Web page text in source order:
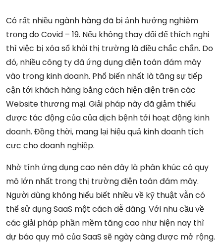
Có rất nhiều ngành hàng đã bị ảnh hưởng nghiêm
trọng do Covid – 19. Nếu không thay đổi để thích nghi
thì việc bị xóa sổ khỏi thị trường là điều chắc chắn. Do
đó, nhiều công ty đã ứng dụng điện toán đám mây
vào trong kinh doanh. Phổ biến nhất là tăng sự tiếp
cận tới khách hàng bằng cách hiện diện trên các
Website thương mại. Giải pháp này đã giảm thiểu
được tác động của của dịch bệnh tới hoạt động kinh
doanh. Đồng thời, mang lại hiệu quả kinh doanh tích
cực cho doanh nghiệp.
Nhờ tính ứng dụng cao nên đây là phân khúc có quy
mô lớn nhất trong thị trường điện toán đám mây.
Người dùng không hiểu biết nhiều về kỹ thuật vẫn có
thể sử dụng SaaS một cách dễ dàng. Với nhu cầu về
các giải pháp phần mềm tăng cao như hiện nay thì
dự báo quy mô của SaaS sẽ ngày càng được mở rộng.